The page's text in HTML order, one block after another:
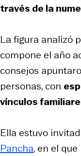
través de la
La figura analizó
compone el año
consejos
personas, con
vínculos
Ella estuvo
Pancha, en el